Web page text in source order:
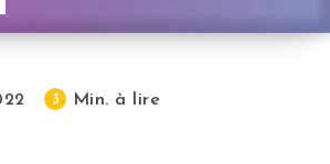
3 Min. à lire